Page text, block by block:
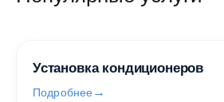
Установка кондиционеров
Подробнее